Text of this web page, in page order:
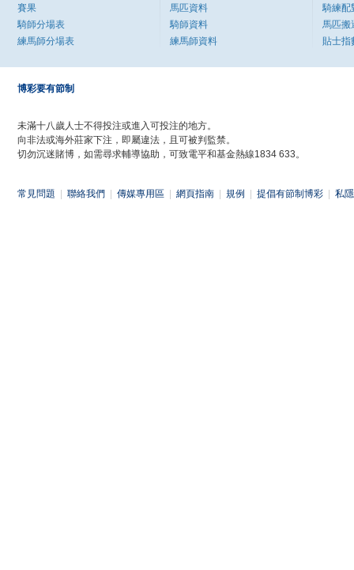
賽果
騎師分場表
練馬師分場表
馬匹資料
騎師資料
練馬師資料
騎練配
馬匹搬
貼士指
博彩要有節制
未滿十八歲人士不得投注或進入可投注的地方。
向非法或海外莊家下注，即屬違法，且可被判監禁。
切勿沉迷賭博，如需尋求輔導協助，可致電平和基金熱線1834 633。
常見問題 聯絡我們 傳媒專用區 網頁指南 規例 提倡有節制博彩 私